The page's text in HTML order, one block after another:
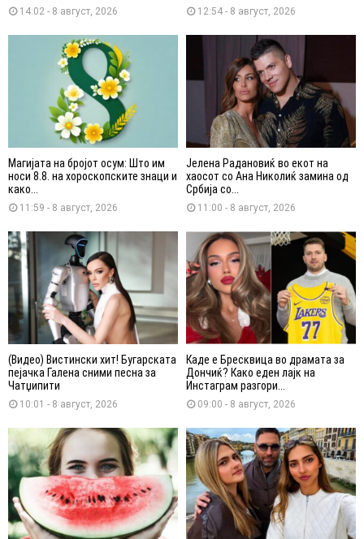
14:02 - 8 август, 2026 12:54 - 8 август, 2026
Магијата на бројот осум: Што им
носи 8.8. на хороскопските знаци и
како...
11:59 - 8 август, 2026
Јелена Радановиќ во екот на
хаосот со Ана Николиќ замина од
Србија со...
11:00 - 8 август, 2026
(Видео) Вистински хит! Бугарската
пејачка Галена сними песна за
Чатџипити
10:01 - 8 август, 2026
Каде е Бресквица во драмата за
Дончиќ? Како еден лајк на
Инстаграм разгори...
09:00 - 8 август, 2026